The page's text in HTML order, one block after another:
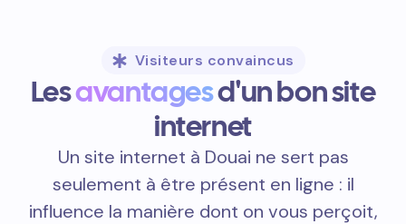
Visiteurs convaincus
Lesavantagesd'un bon site
internet
Un site internet à Douai ne sert pas
seulement à être présent en ligne : il
influence la manière dont on vous perçoit,